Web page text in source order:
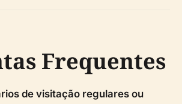
Frequentes
de visitação regulares ou